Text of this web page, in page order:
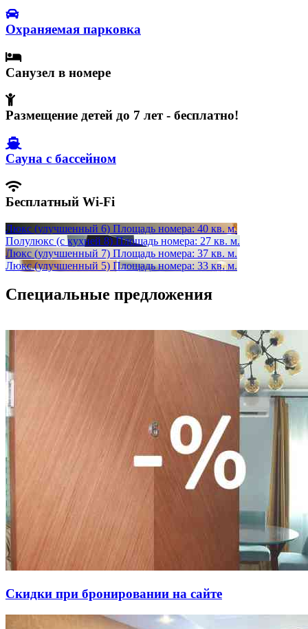
Охраняемая парковка
Санузел в номере
Размещение детей до 7 лет - бесплатно!
Сауна с бассейном
Бесплатный Wi-Fi
Люкс (улучшенный 6) Площадь номера: 40 кв. м.
Полулюкс (с кухней 8) Площадь номера: 27 кв. м.
Люкс (улучшенный 7) Площадь номера: 37 кв. м.
Люкс (улучшенный 5) Площадь номера: 33 кв. м.
Специальные предложения
Скидки при бронировании на сайте